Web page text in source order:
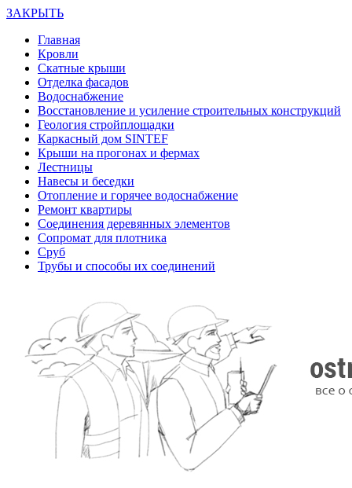
ЗАКРЫТЬ
Главная
Кровли
Скатные крыши
Отделка фасадов
Водоснабжение
Восстановление и усиление строительных конструкций
Геология стройплощадки
Каркасный дом SINTEF
Крыши на прогонах и фермах
Лестницы
Навесы и беседки
Отопление и горячее водоснабжение
Ремонт квартиры
Соединения деревянных элементов
Сопромат для плотника
Сруб
Трубы и способы их соединений